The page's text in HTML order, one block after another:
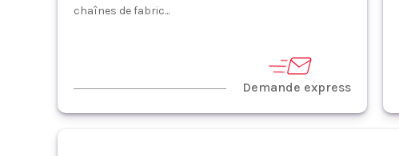
chaînes de fabric...
Demande express